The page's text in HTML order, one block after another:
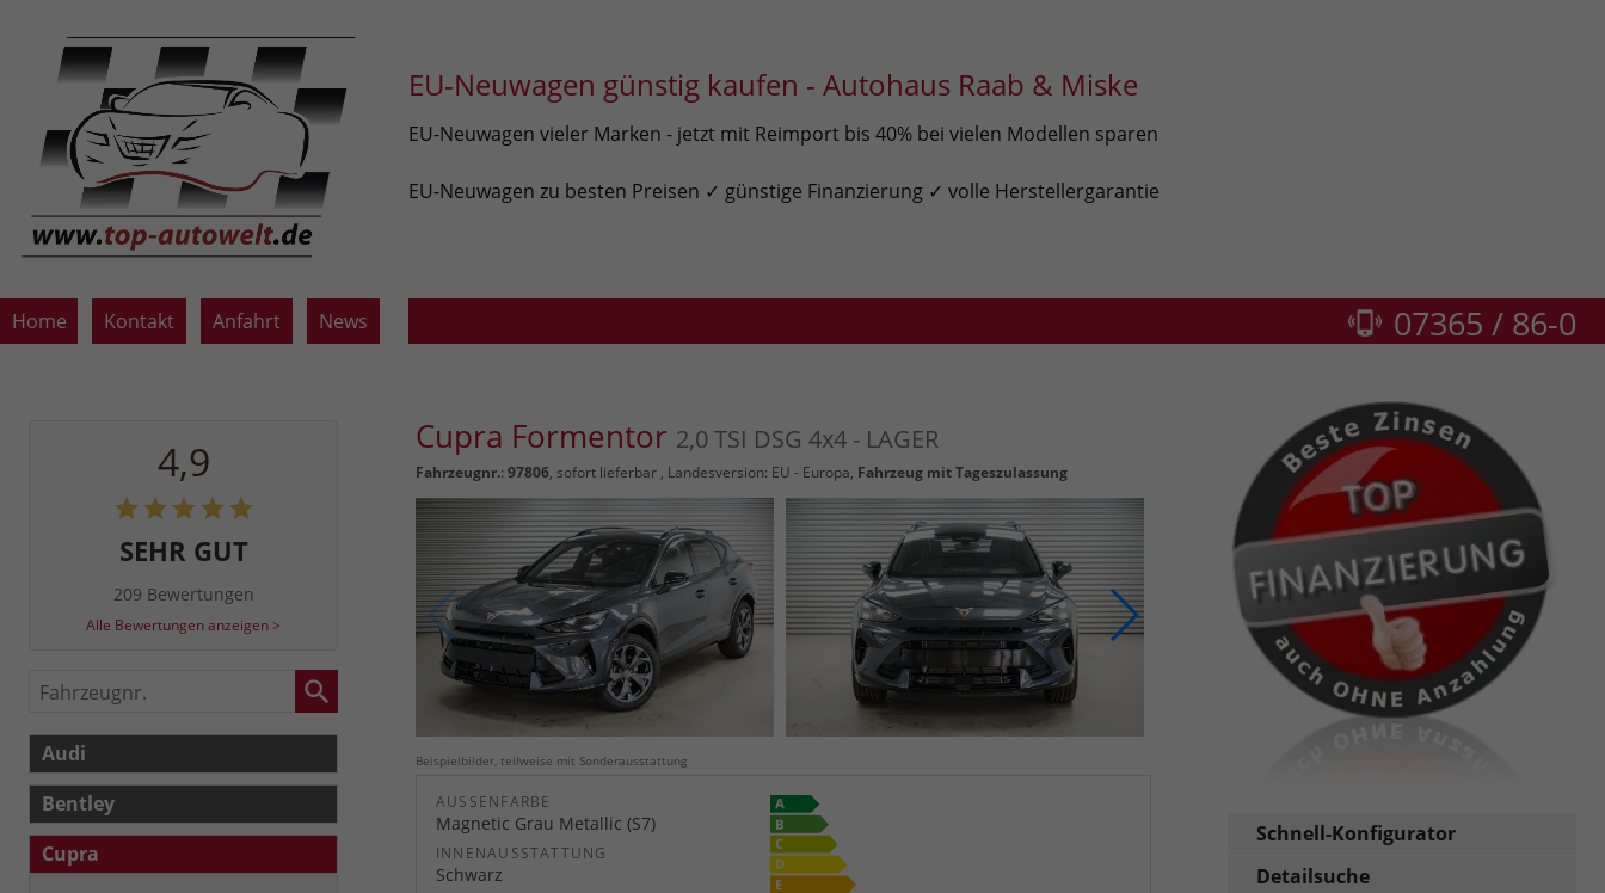
EU-Neuwagen günstig kaufen - Autohaus Raab & Miske
EU-Neuwagen vieler Marken - jetzt mit Reimport bis 40% bei vielen Modellen sparen
EU-Neuwagen zu besten Preisen ✓ günstige Finanzierung ✓ volle Herstellergarantie
Home Kontakt Anfahrt News 07365 / 86-0
Cupra Formentor 2,0 TSI DSG 4x4 - LAGER
Fahrzeugnr.: 97806, sofort lieferbar, Landesversion: EU - Europa, Fahrzeug mit Tageszulassung
Beispielbilder, teilweise mit Sonderausstattung
AUSSENFARBE
Magnetic Grau Metallic (S7)
INNENAUSSTATTUNG
Schwarz
4,9
SEHR GUT
209 Bewertungen
Alle Bewertungen anzeigen >
Fahrzeugnr.
Audi
Bentley
Cupra
Schnell-Konfigurator
Detailsuche